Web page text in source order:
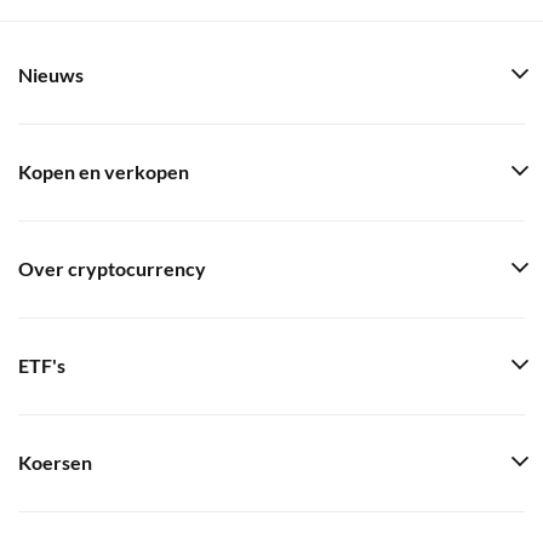
Nieuws
Kopen en verkopen
Over cryptocurrency
ETF's
Koersen